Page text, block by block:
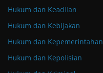
Hukum dan Keadilan
Hukum dan Kebijakan
Hukum dan Kepemerintahan
Hukum dan Kepolisian